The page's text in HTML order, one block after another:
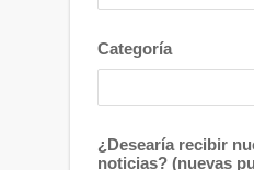
Categoría
¿Desearía recibir
noticias? (nuevas